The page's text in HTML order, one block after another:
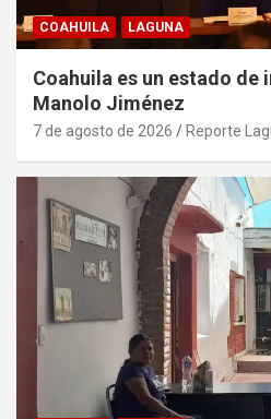
COAHUILA LAGUNA
Coahuila es un estado
Manolo Jiménez
7 de agosto de 2026 Reporte